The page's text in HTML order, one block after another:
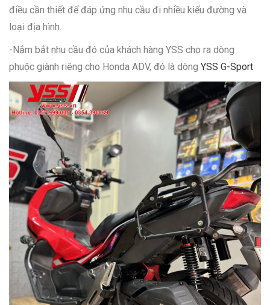
điều cần thiết để đáp ứng nhu cầu đi nhiều kiểu đường và
loại địa hình.
-Nắm bắt nhu cầu đó của khách hàng YSS cho ra dòng
phuộc giành riêng cho Honda ADV, đó là dòng YSS G-Sport